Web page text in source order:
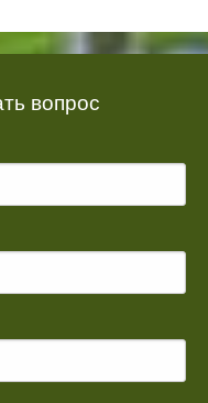
вопрос